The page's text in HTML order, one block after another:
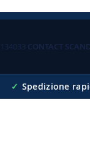
CONTACT
✓ Spedizione